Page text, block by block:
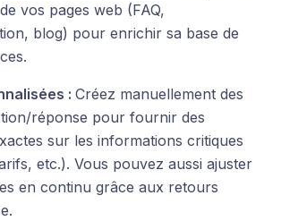
vos pages web (FAQ,
blog) pour enrichir sa base de
: Créez manuellement des
réponse pour fournir des
sur les informations critiques
etc.). Vous pouvez aussi ajuster
en continu grâce aux retours